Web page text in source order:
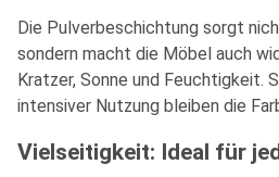
Die Pulverbeschichtung sorgt
sondern macht die Möbel auch
Kratzer, Sonne und Feuchtigkeit.
intensiver Nutzung bleiben die
Vielseitigkeit: Ideal für